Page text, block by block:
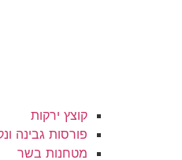
קוצץ ירקות
פורסות גבינה
מטחנות בשר